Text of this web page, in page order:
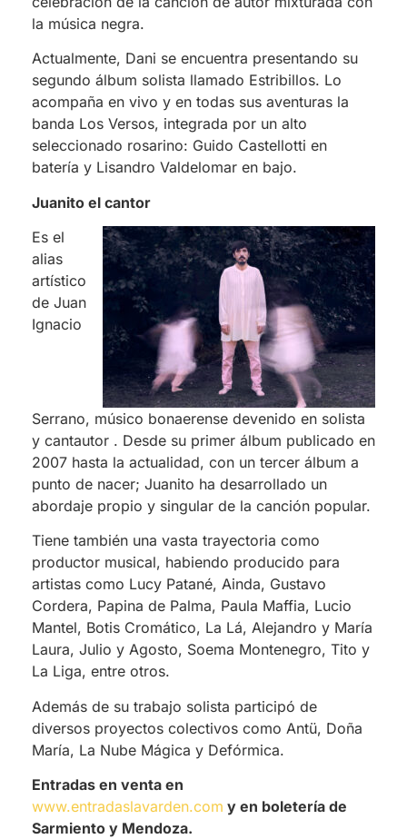
la música negra.
Actualmente, Dani se encuentra presentando su
segundo álbum solista llamado Estribillos. Lo
acompaña en vivo y en todas sus aventuras la
banda Los Versos, integrada por un alto
seleccionado rosarino: Guido Castellotti en
batería y Lisandro Valdelomar en bajo.
Juanito el cantor
Es el
alias
artístico
de Juan
Ignacio
Serrano, músico bonaerense devenido en solista
y cantautor . Desde su primer álbum publicado en
2007 hasta la actualidad, con un tercer álbum a
punto de nacer; Juanito ha desarrollado un
abordaje propio y singular de la canción popular.
Tiene también una vasta trayectoria como
productor musical, habiendo producido para
artistas como Lucy Patané, Ainda, Gustavo
Cordera, Papina de Palma, Paula Maffia, Lucio
Mantel, Botis Cromático, La Lá, Alejandro y María
Laura, Julio y Agosto, Soema Montenegro, Tito y
La Liga, entre otros.
Además de su trabajo solista participó de
diversos proyectos colectivos como Antü, Doña
María, La Nube Mágica y Defórmica.
Entradas en venta en
www.entradaslavarden.com y en boletería de
Sarmiento y Mendoza.